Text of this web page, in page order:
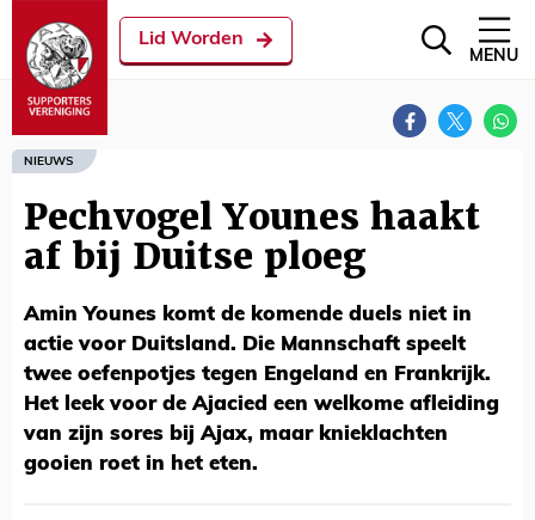
Lid Worden
MENU
NIEUWS
Pechvogel Younes haakt
af bij Duitse ploeg
Amin Younes komt de komende duels niet in
actie voor Duitsland. Die Mannschaft speelt
twee oefenpotjes tegen Engeland en Frankrijk.
Het leek voor de Ajacied een welkome afleiding
van zijn sores bij Ajax, maar knieklachten
gooien roet in het eten.